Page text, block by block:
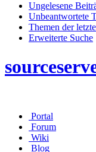
Ungelesene
Unbeantwortete
Themen der
Erweiterte Suche
Portal
Forum
Wiki
Blog